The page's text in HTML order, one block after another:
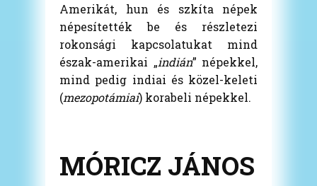
Amerikát, hun és szkíta népek
népesítették be és részletezi
rokonsági kapcsolatukat mind
észak-amerikai „indián” népekkel,
mind pedig indiai és közel-keleti
(mezopotámiai) korabeli népekkel.
MÓRICZ JÁNOS